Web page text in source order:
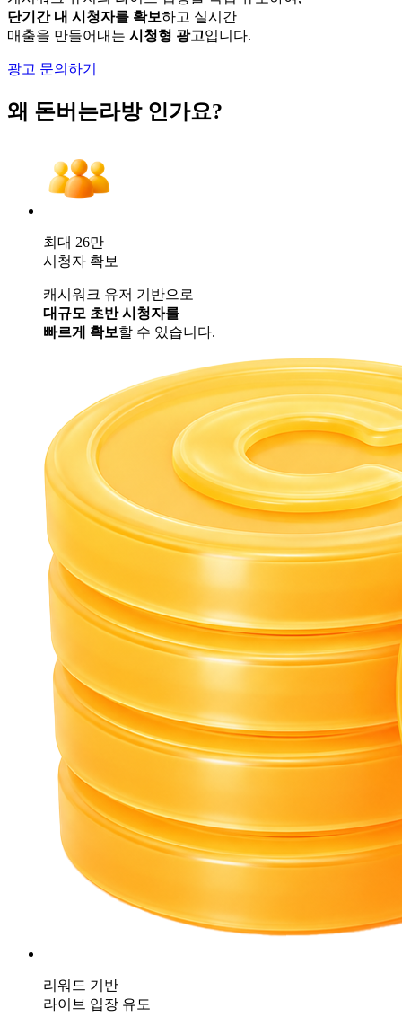
단기간 내 시청자를 확보하고 실시간
매출을 만들어내는 시청형 광고입니다.
광고 문의하기
왜 돈버는라방인가요?
최대 26만
시청자 확보
캐시워크 유저 기반으로
대규모 초반 시청자를
빠르게 확보할 수 있습니다.
리워드 기반
라이브 입장 유도